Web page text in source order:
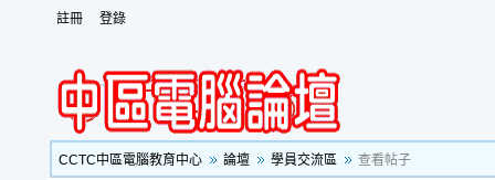
註冊 登錄
CCTC中區電腦教育中心 論壇 學員交流區 查看帖子